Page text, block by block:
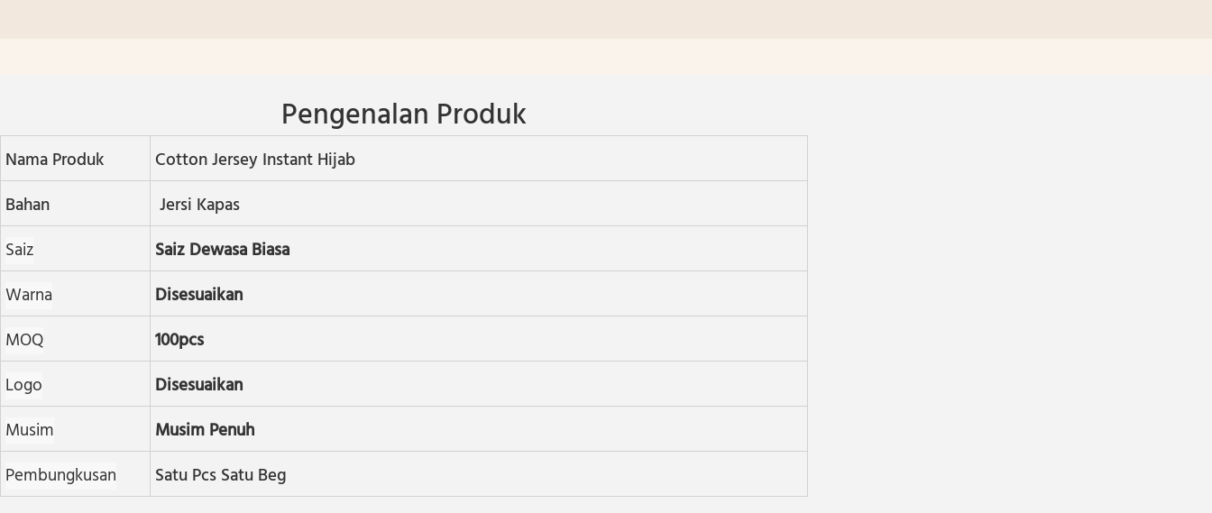
Pengenalan Produk
Nama Produk
Cotton Jersey Instant Hijab
Bahan
Jersi Kapas
Saiz
Saiz Dewasa Biasa
Warna
Disesuaikan
MOQ
100pcs
Logo
Disesuaikan
Musim
Musim Penuh
Pembungkusan
Satu Pcs Satu Beg